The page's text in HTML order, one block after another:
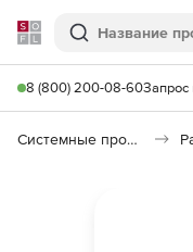
Softline
Поиск
8 (800) 200-08-60Запрос
Системные программы